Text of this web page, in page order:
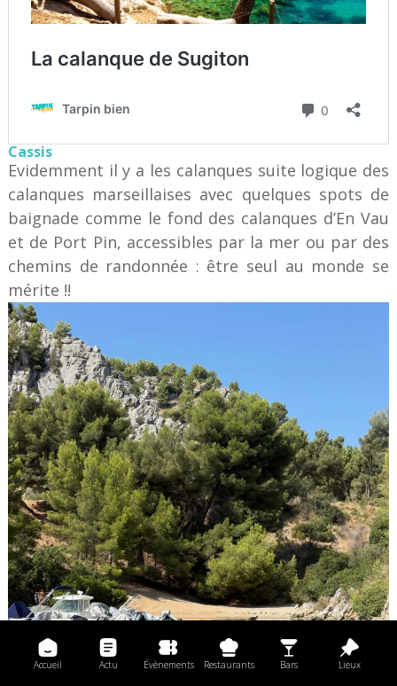
Cassis
Evidemment il y a les calanques suite logique des
calanques marseillaises avec quelques spots de
baignade comme le fond des calanques d’En Vau
et de Port Pin, accessibles par la mer ou par des
chemins de randonnée : être seul au monde se
mérite !!
Accueil Actu Évènements Restaurants Bars Lieux